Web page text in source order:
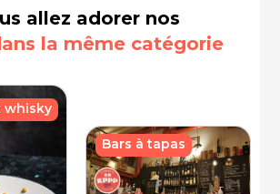
allez adorer nos
la même catégorie
whisky
Bars à tapas